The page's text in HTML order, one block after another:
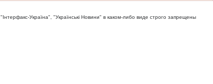
Україна", "Українськi Новини" в каком-либо виде строго запрещены